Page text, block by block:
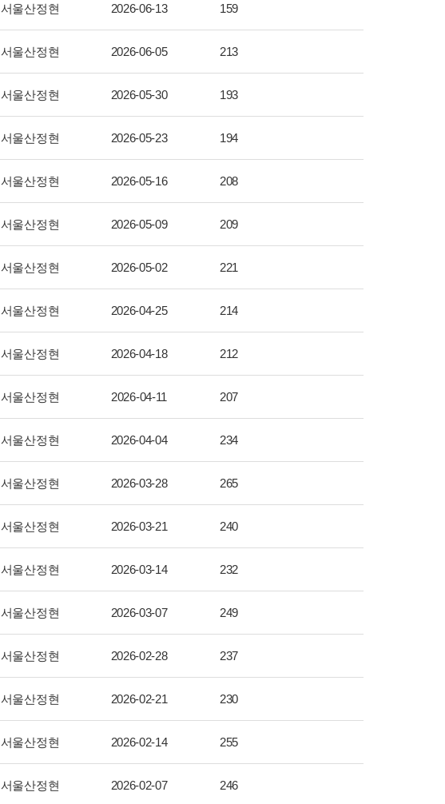
서울산정현 2026-06-13 159
서울산정현 2026-06-05 213
서울산정현 2026-05-30 193
서울산정현 2026-05-23 194
서울산정현 2026-05-16 208
서울산정현 2026-05-09 209
서울산정현 2026-05-02 221
서울산정현 2026-04-25 214
서울산정현 2026-04-18 212
서울산정현 2026-04-11 207
서울산정현 2026-04-04 234
서울산정현 2026-03-28 265
서울산정현 2026-03-21 240
서울산정현 2026-03-14 232
서울산정현 2026-03-07 249
서울산정현 2026-02-28 237
서울산정현 2026-02-21 230
서울산정현 2026-02-14 255
서울산정현 2026-02-07 246